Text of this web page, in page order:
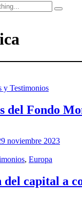
y Testimonios
del Fondo
noviembre 2023
, Europa
capital a